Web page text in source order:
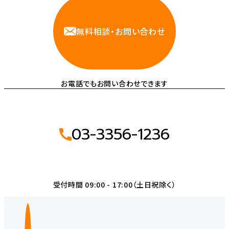
無料相談・お問い合わせ
お電話でもお問い合わせできます
03-3356-1236
受付時間 09:00 - 17:00（土日祝除く）